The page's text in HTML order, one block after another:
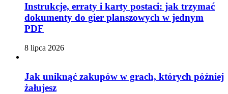
Instrukcje, erraty i karty postaci: jak trzymać
dokumenty do gier planszowych w jednym
PDF
8 lipca 2026
Jak uniknąć zakupów w grach, których później
żałujesz